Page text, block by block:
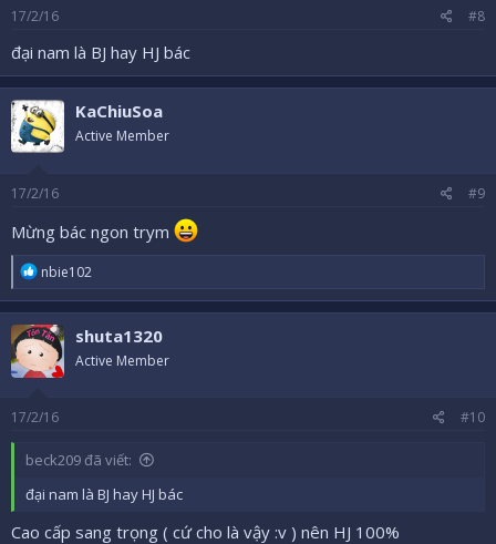
17/2/16 #8
đại nam là BJ hay HJ bác
KaChiuSoa
Active Member
17/2/16 #9
Mừng bác ngon trym
R
e
a
c
t
i
o
s
nbie102
shuta1320
Active Member
17/2/16 #10
beck209 đã viết:
đại nam là BJ hay HJ bác
Cao cấp sang trọng ( cứ cho là vậy :v ) nên HJ 100%